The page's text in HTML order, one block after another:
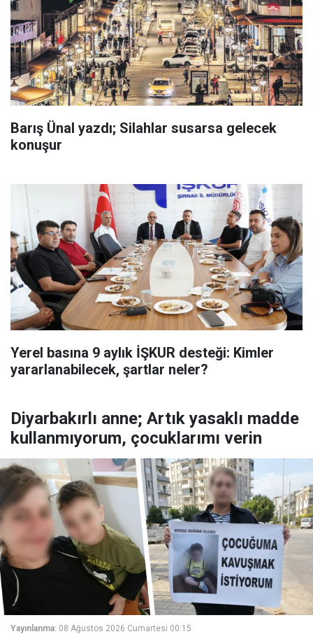
Barış Ünal yazdı; Silahlar susarsa gelecek
konuşur
Yerel basına 9 aylık İŞKUR desteği: Kimler
yararlanabilecek, şartlar neler?
Diyarbakırlı anne; Artık yasaklı madde
kullanmıyorum, çocuklarımı verin
Yayınlanma: 08 Ağustos 2026 Cumartesi 00:15